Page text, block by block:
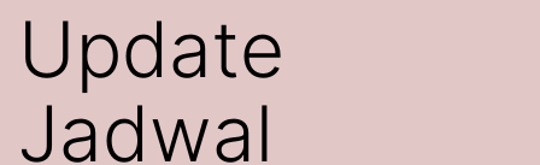
Update
Jadwal